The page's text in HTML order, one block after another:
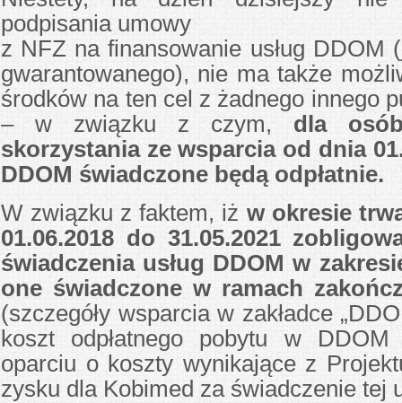
podpisania umowy
z NFZ na finansowanie usług DDOM
gwarantowanego), nie ma także
środków na ten cel z żadnego innego
– w związku z czym, dla
skorzystania ze wsparcia od dnia
DDOM świadczone będą odpłatnie.
W związku z faktem, iż w okresie
01.06.2018 do 31.05.2021
świadczenia usług DDOM w
one świadczone w ramach
(szczegóły wsparcia w zakładce
koszt odpłatnego pobytu w
oparciu o koszty wynikające z
zysku dla Kobimed za świadczenie tej